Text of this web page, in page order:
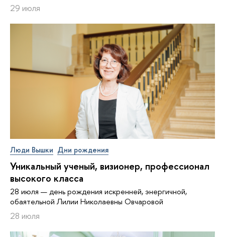
29 июля
Люди Вышки Дни рождения
Уникальный ученый, визионер, про­фес­си­о­нал
высокого класса
28 июля — день рождения искренней, энергичной,
обаятельной Лилии Николаевны Овчаровой
28 июля